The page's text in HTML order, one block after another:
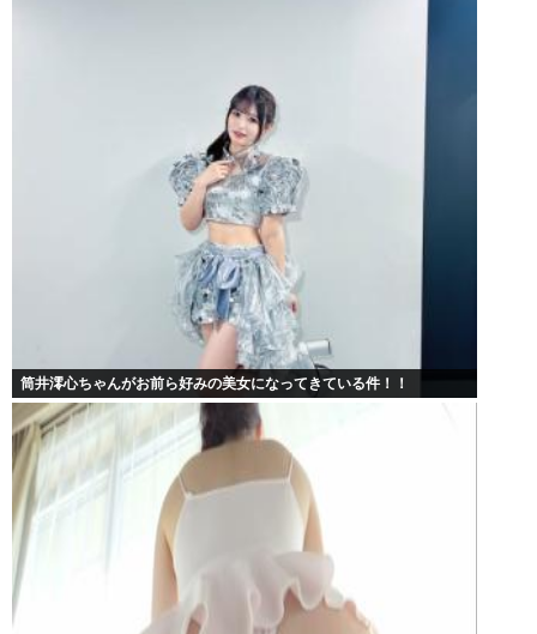
筒井澪心ちゃんがお前ら好みの美女になってきている件！！